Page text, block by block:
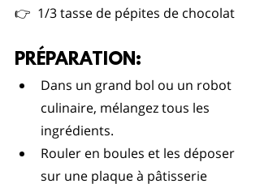
​👉  1/3 tasse de pépites de chocolat
PRÉPARATION:
Dans un grand bol ou un robot
culinaire, mélangez tous les
ingrédients.
Rouler en boules et les déposer
sur une plaque à pâtisserie